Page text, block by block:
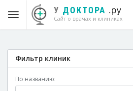
У ДОКТОРА .ру
Сайт о врачах и клиниках
Фильтр клиник
По названию: